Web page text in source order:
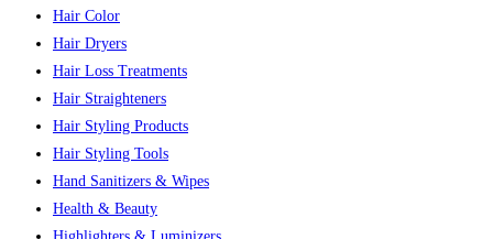
Hair Color
Hair Dryers
Hair Loss Treatments
Hair Straighteners
Hair Styling Products
Hair Styling Tools
Hand Sanitizers & Wipes
Health & Beauty